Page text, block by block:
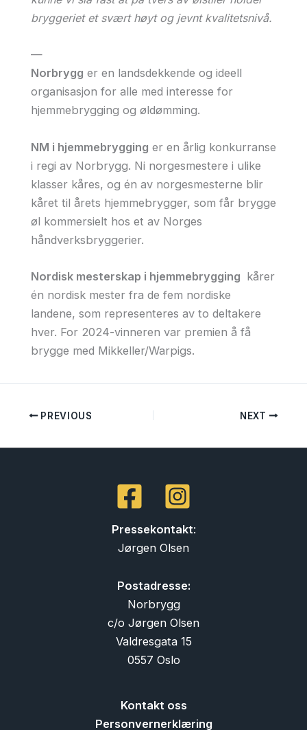
bryggeriet et svært høyt og jevnt kvalitetsnivå.
—
Norbrygg er en landsdekkende og ideell
organisasjon for alle med interesse for
hjemmebrygging og øldømming.
NM i hjemmebrygging er en årlig konkurranse
i regi av Norbrygg. Ni norgesmestere i ulike
klasser kåres, og én av norgesmesterne blir
kåret til årets hjemmebrygger, som får brygge
øl kommersielt hos et av Norges
håndverksbryggerier.
Nordisk mesterskap i hjemmebrygging kårer
én nordisk mester fra de fem nordiske
landene, som representeres av to deltakere
hver. For 2024-vinneren var premien å få
brygge med Mikkeller/Warpigs.
PREVIOUS NEXT
Pressekontakt:
Jørgen Olsen
Postadresse:
Norbrygg
c/o Jørgen Olsen
Valdresgata 15
0557 Oslo
Kontakt oss
Personvernerklæring